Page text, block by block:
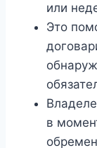
или
Это
в